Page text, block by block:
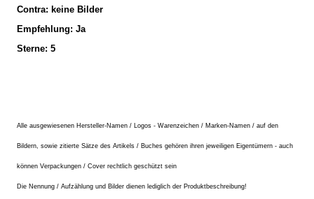
Contra: keine Bilder
Empfehlung: Ja
Sterne: 5
Alle ausgewiesenen Hersteller-Namen / Logos - Warenzeichen / Marken-Namen / auf den
Bildern, sowie zitierte Sätze des Artikels / Buches gehören ihren jeweiligen Eigentümern - auch
können Verpackungen / Cover rechtlich geschützt sein
Die Nennung / Aufzählung und Bilder dienen lediglich der Produktbeschreibung!